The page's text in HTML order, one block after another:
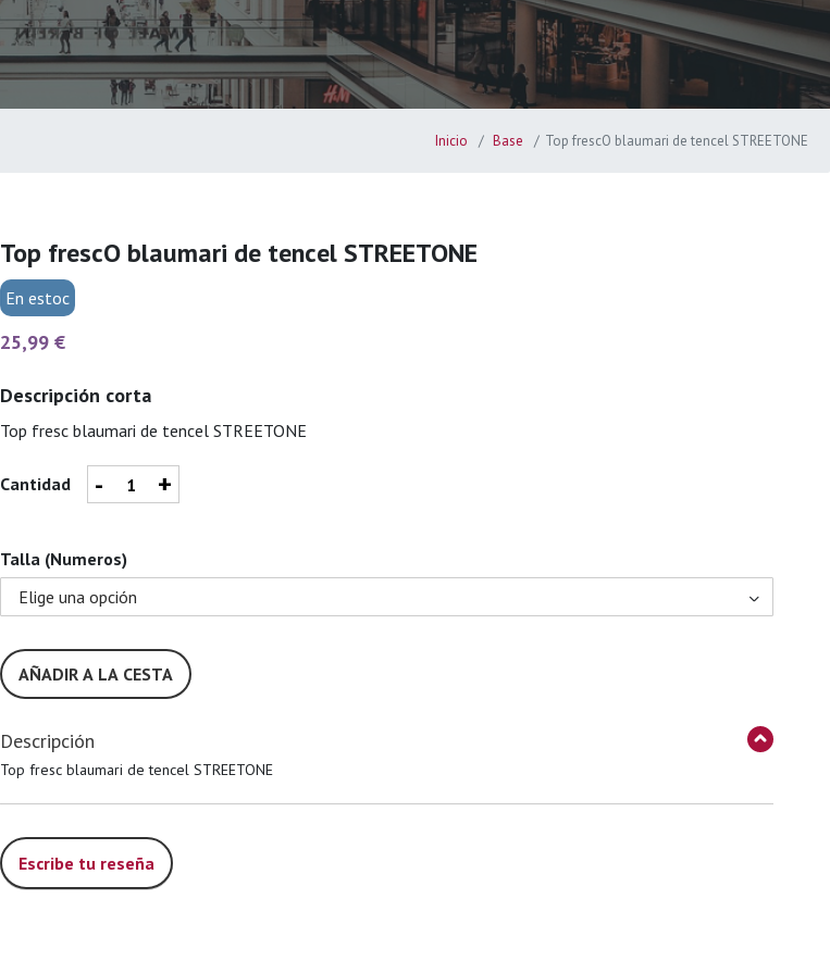
Inicio Base Top frescO blaumari de tencel STREETONE
Top frescO blaumari de tencel STREETONE
En estoc
25,99 €
Descripción corta
Top fresc blaumari de tencel STREETONE
Cantidad - +
Talla (Numeros)
AÑADIR A LA CESTA
Descripción
Top fresc blaumari de tencel STREETONE
Escribe tu reseña